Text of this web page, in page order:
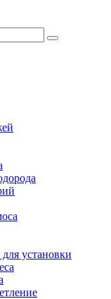
установки